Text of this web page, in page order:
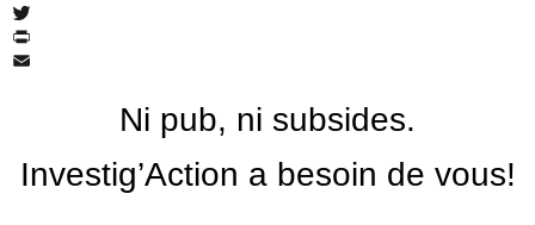
Facebook
Twitter
PrintFriendly
Ni pub, ni subsides.
Investig’Action a besoin de vous!